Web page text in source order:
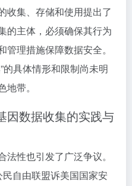
收集、存储和使用提出了
的主体，必须确保其行为
理措施保障数据安全。
的具体情形和限制尚未明
带。
因数据收集的实践与
性也引发了广泛争议。
自由联盟诉美国国家安